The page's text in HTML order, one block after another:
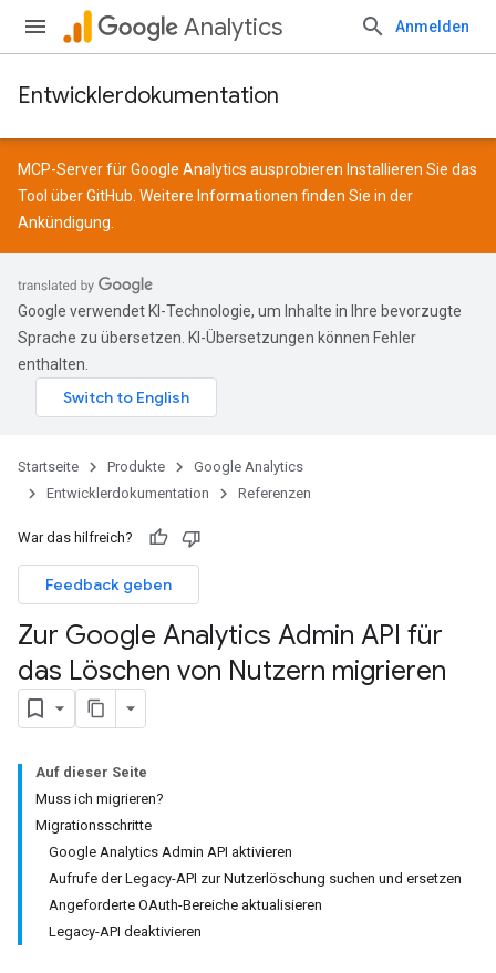
Analytics Anmelden
Entwicklerdokumentation
MCP-Server für Google Analytics ausprobieren Installieren Sie das
Tool überGitHub . Weitere Informationen finden Sie in der
Ankündigung
Google verwendet KI-Technologie, um Inhalte in Ihre bevorzugte
Sprache zu übersetzen. KI-Übersetzungen können Fehler
enthalten.
Startseite Produkte
Google Analytics
Entwicklerdokumentation
Referenzen
War das hilfreich?
Feedback geben
Zur Google Analytics Admin API für
das Löschen von Nutzern migrieren
Auf dieser Seite
Muss ich migrieren?
Migrationsschritte
Google Analytics Admin API aktivieren
Aufrufe der Legacy-API zur Nutzerlöschung suchen und ersetzen
Angeforderte OAuth-Bereiche aktualisieren
Legacy-API deaktivieren